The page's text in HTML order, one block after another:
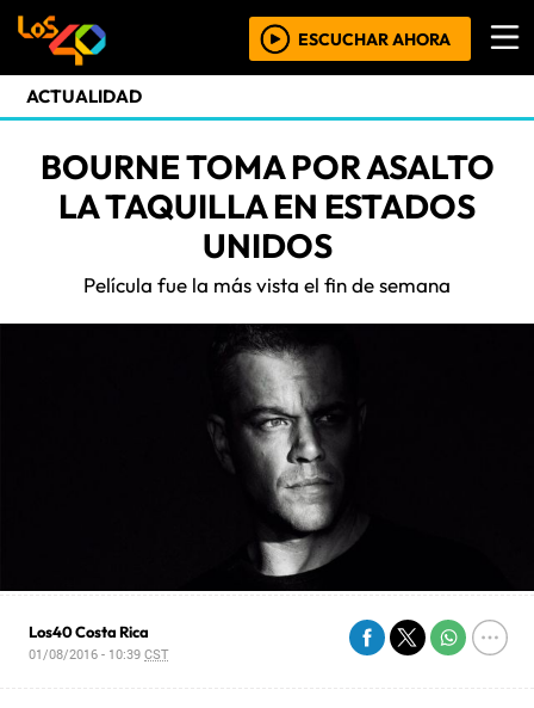
ESCUCHAR AHORA
ACTUALIDAD
BOURNE TOMA POR ASALTO
LA TAQUILLA EN ESTADOS
UNIDOS
Película fue la más vista el fin de semana
Los40 Costa Rica
01/08/2016 - 10:39CST